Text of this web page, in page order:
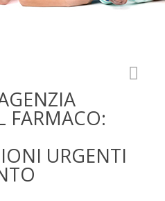
FARMACO:
URGENTI